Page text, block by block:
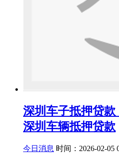
深圳车子抵押贷款
深圳车辆抵押贷款
今日消息 时间：2026-02-05